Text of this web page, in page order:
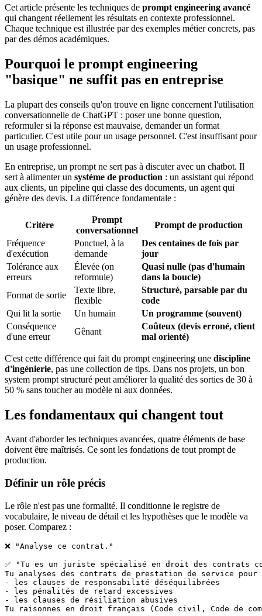
Cet article présente les techniques de prompt engineering avancé
qui changent réellement les résultats en contexte professionnel.
Chaque technique est illustrée par des exemples métier concrets, pas
par des démos académiques.
Pourquoi le prompt engineering
"basique" ne suffit pas en entreprise
La plupart des conseils qu'on trouve en ligne concernent l'utilisation
conversationnelle de ChatGPT : poser une bonne question,
reformuler si la réponse est mauvaise, demander un format
particulier. C'est utile pour un usage personnel. C'est insuffisant pour
un usage professionnel.
En entreprise, un prompt ne sert pas à discuter avec un chatbot. Il
sert à alimenter un système de production : un assistant qui répond
aux clients, un pipeline qui classe des documents, un agent qui
génère des devis. La différence fondamentale :
Critère
Prompt
conversationnel
Prompt de production
Fréquence
d'exécution
Ponctuel, à la
demande
Des centaines de fois par
jour
Tolérance aux
erreurs
Élevée (on
reformule)
Quasi nulle (pas d'humain
dans la boucle)
Format de sortie
Texte libre,
flexible
Structuré, parsable par du
code
Qui lit la sortie
Un humain
Un programme (souvent)
Conséquence
d'une erreur
Gênant
Coûteux (devis erroné, client
mal orienté)
C'est cette différence qui fait du prompt engineering une discipline
d'ingénierie, pas une collection de tips. Dans nos projets, un bon
system prompt structuré peut améliorer la qualité des sorties de 30 à
50 % sans toucher au modèle ni aux données.
Les fondamentaux qui changent tout
Avant d'aborder les techniques avancées, quatre éléments de base
doivent être maîtrisés. Ce sont les fondations de tout prompt de
production.
Définir un rôle précis
Le rôle n'est pas une formalité. Il conditionne le registre de
vocabulaire, le niveau de détail et les hypothèses que le modèle va
poser. Comparez :
❌ "Analyse ce contrat."
✅ "Tu es un juriste spécialisé en droit des contrats
Tu analyses des contrats de prestation de service
- les clauses de responsabilité déséquilibrées
- les pénalités de retard excessives
- les clauses de résiliation abusives
Tu raisonnes en droit français (Code civil, Code de